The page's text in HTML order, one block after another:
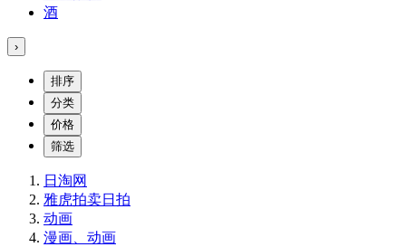
酒
›
排序
分类
价格
筛选
日淘网
雅虎拍卖日拍
动画
漫画、动画